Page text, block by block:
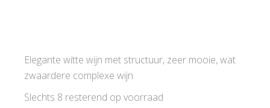
Elegante witte wijn met structuur, zeer mooie, wat
zwaardere complexe wijn
Slechts 8 resterend op voorraad